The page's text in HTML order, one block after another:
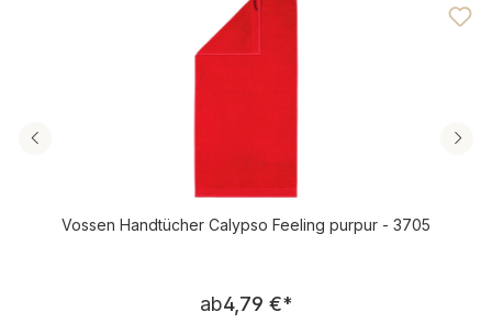
Vossen Handtücher Calypso Feeling purpur - 3705
Regulärer Preis:
ab4,79 €*